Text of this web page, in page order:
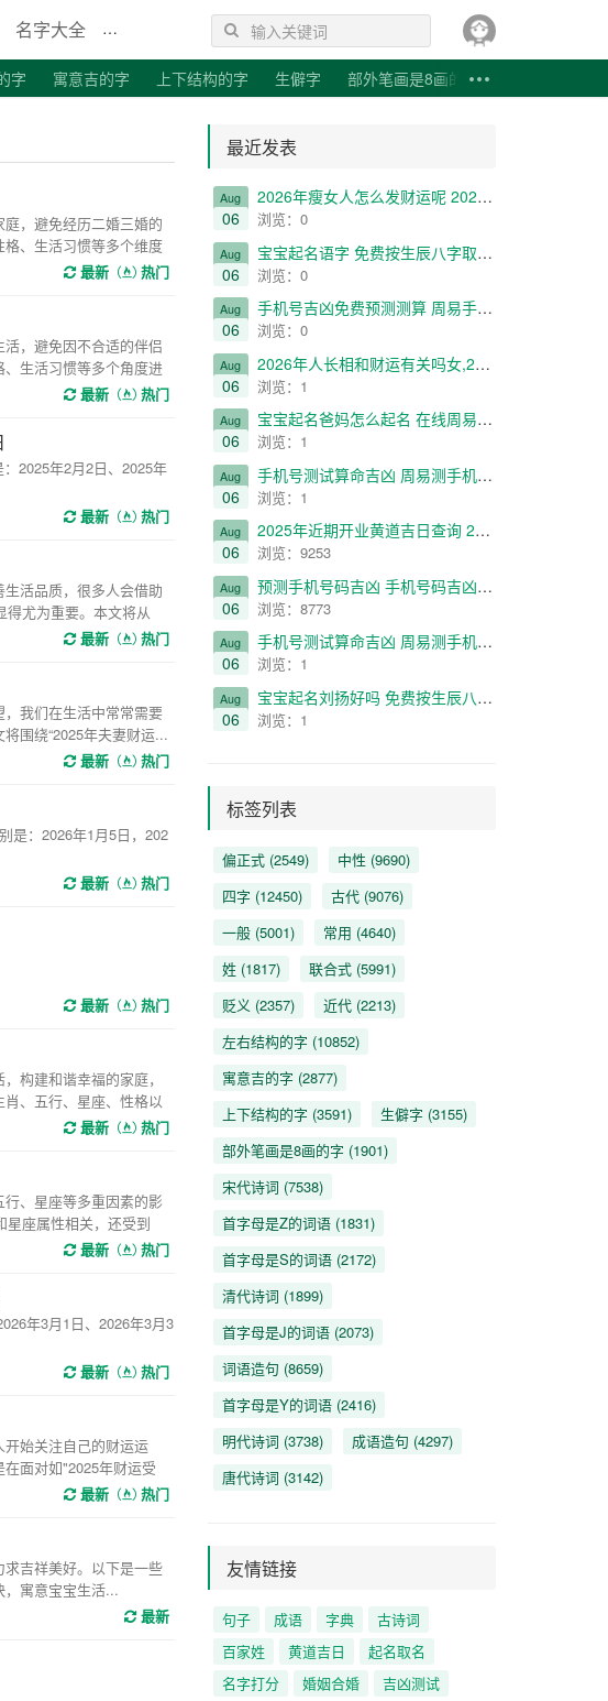
名字大全
字 寓意吉的字 上下结构的字 生僻字
部外笔画是8画的字
，避免经历二婚三婚的
、生活习惯等多个维度
最新 热门
，避免因不合适的伴侣
生活习惯等多个角度进
最新 热门
2025年2月2日、2025年
最新
热门
活品质，很多人会借助
得尤为重要。本文将从
最新 热门
我们在生活中常常需要
围绕“2025年夫妻财运...
最新
热门
是：2026年1月5日，202
最新
热门
最新 热门
构建和谐幸福的家庭，
、五行、星座、性格以
最新 热门
、星座等多重因素的影
星座属性相关，还受到
最新 热门
年3月1日、2026年3月3
最新
热门
始关注自己的财运运
面对如"2025年财运受
最新 热门
吉祥美好。以下是一些
寓意宝宝生活...
最新
最近发表
Aug
06
2026年瘦女人怎么发财运呢 2026年怎样为苗条女性带来财富增长？
浏览：0
Aug
06
宝宝起名语字 免费按生辰八字取名字 周易取名 为宝宝精选语字命名方案
浏览：0
Aug
06
手机号吉凶免费预测测算 周易手机号码测吉凶 号码吉凶测试 17661250409
浏览：0
Aug
06
2026年人长相和财运有关吗女,2026年女性面相与财富运势的关联性探讨
浏览：1
Aug
06
宝宝起名爸妈怎么起名 在线周易取名起名 周易取名大全 父母如何为孩子取名？
浏览：1
Aug
06
手机号测试算命吉凶 周易测手机号打分 号码吉凶查询 15876083169
浏览：1
Aug
06
2025年近期开业黄道吉日查询 2025年最佳启幕吉日探寻指南
浏览：9253
Aug
06
预测手机号码吉凶 手机号码吉凶查询周易 号码吉凶查询 15186756655
浏览：8773
Aug
06
手机号测试算命吉凶 周易测手机号打分 号码吉凶查询 16748830687
浏览：1
Aug
06
宝宝起名刘扬好吗 免费按生辰八字取名字 周易取名 刘扬作为男孩名字是否合适？
浏览：1
标签列表
偏正式(2549) 中性 (9690)
四字 (12450) 古代(9076)
一般(5001) 常用 (4640)
姓(1817) 联合式(5991)
贬义 (2357) 近代(2213)
左右结构的字 (10852)
寓意吉的字 (2877)
上下结构的字 (3591) 生僻字 (3155)
部外笔画是8画的字 (1901)
宋代诗词 (7538)
首字母是Z的词语(1831)
首字母是S的词语(2172)
清代诗词 (1899)
首字母是J的词语(2073)
词语造句 (8659)
首字母是Y的词语(2416)
明代诗词 (3738) 成语造句 (4297)
唐代诗词 (3142)
友情链接
句子 成语 字典
古诗词
百家姓
黄道吉日
起名取名
名字打分
婚姻合婚
吉凶测试